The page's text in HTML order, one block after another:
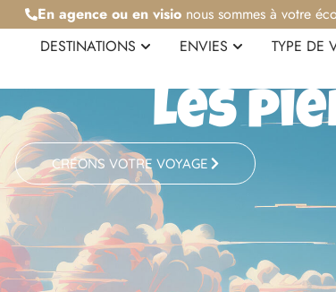
En agence ou en visio nous sommes à votre
DESTINATIONS
ENVIES TYPE DE
Les
CRÉONS VOTRE VOYAGE